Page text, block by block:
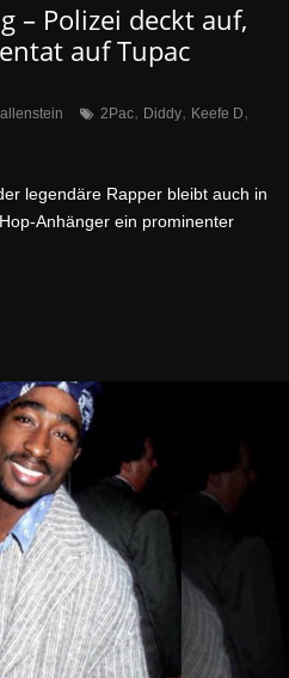
– Polizei deckt auf,
auf Tupac
2Pac, Diddy, Keefe D,
legendäre Rapper bleibt auch in
Anhänger ein prominenter